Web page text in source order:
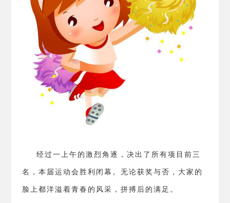
经过一上午的激烈角逐，决出了所有项目前三
名，本届运动会胜利闭幕。无论获奖与否，大家的
脸上都洋溢着青春的风采，拼搏后的满足。